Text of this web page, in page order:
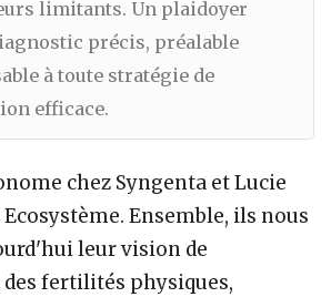
limitants. Un plaidoyer
précis, préalable
à toute stratégie de
efficace.
chez Syngenta et Lucie
Ensemble, ils nous
leur vision de
fertilités physiques,